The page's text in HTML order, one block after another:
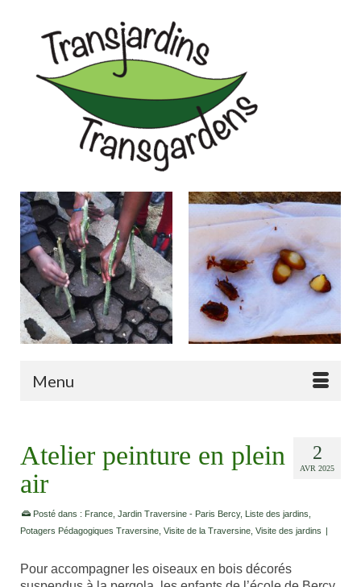
Menu
2
AVR 2025
Atelier peinture en plein
air
Posté dans : France Jardin Traversine - Paris Bercy, Liste des jardins
Potagers Pédagogiques Traversine Visite de la Traversine Visite des jardins |
Pour accompagner les oiseaux en bois décorés